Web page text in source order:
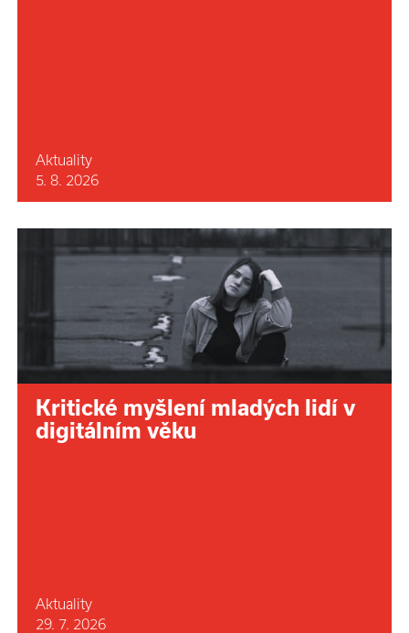
Aktuality
5. 8. 2026
Kritické myšlení mladých lidí v
digitálním věku
Aktuality
29. 7. 2026